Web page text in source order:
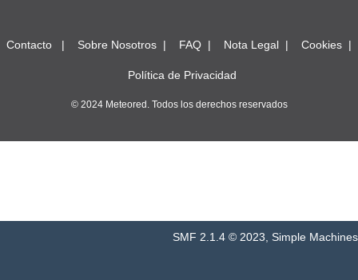
Contacto Sobre Nosotros FAQ Nota Legal Cookies
Política de Privacidad
© 2024 Meteored. Todos los derechos reservados
SMF 2.1.4 © 2023 Simple Machines